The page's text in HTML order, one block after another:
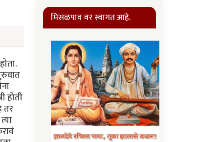
नाहीत. तो फक्त अभिनय असतो.” “लेग ब्रेसेसचं काय?” “रेकॉर्डमध्ये त्याच्याबद्दल काहीही नाहीये पण आम्ही ते शोधून काढू. जर कुरियर उर्फ स्टोन आणि मॅकगिनिस यांना अबासिओफिलीयाने एकत्र आणलं असेल, तर आम्ही ते शोधून काढू. जर ते एखाद्या आयर्न मेडन चॅटरूममध्ये भेटले असतील, तर आम्ही तेही शोधून काढू.” “तुम्हाला त्याचं खरं नाव मार्क कुरियर आहे, हे कसं समजलं?” “तुला आठवतं त्या सर्व्हर फार्मच्या दरवाज्याच्या बाजूला एक बायोमेट्रिक रीड
मिसळपाव वर स्वागत आहे.